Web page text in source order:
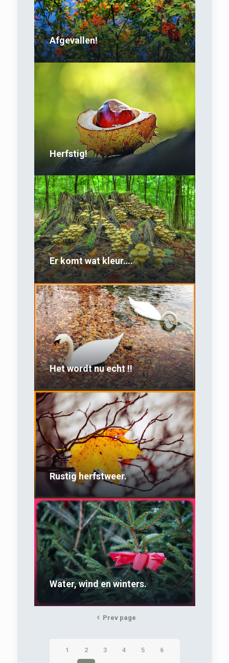
Afgevallen!
Herfstig!
Er komt wat kleur….
Het wordt nu echt !!
Rustig herfstweer.
Water, wind en winters.
Prev page
1 2 3 4 5 6